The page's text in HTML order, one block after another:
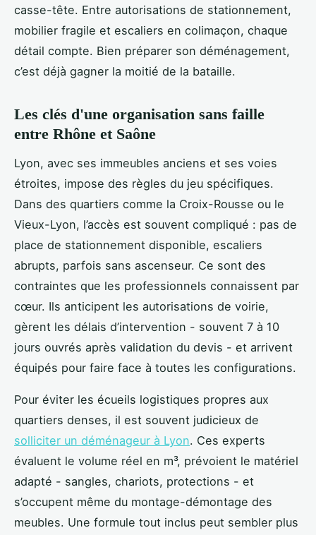
casse-tête. Entre autorisations de stationnement,
mobilier fragile et escaliers en colimaçon, chaque
détail compte. Bien préparer son déménagement,
c’est déjà gagner la moitié de la bataille.
Les clés d'une organisation sans faille
entre Rhône et Saône
Lyon, avec ses immeubles anciens et ses voies
étroites, impose des règles du jeu spécifiques.
Dans des quartiers comme la Croix-Rousse ou le
Vieux-Lyon, l’accès est souvent compliqué : pas de
place de stationnement disponible, escaliers
abrupts, parfois sans ascenseur. Ce sont des
contraintes que les professionnels connaissent par
cœur. Ils anticipent les autorisations de voirie,
gèrent les délais d’intervention - souvent 7 à 10
jours ouvrés après validation du devis - et arrivent
équipés pour faire face à toutes les configurations.
Pour éviter les écueils logistiques propres aux
quartiers denses, il est souvent judicieux de
solliciter un déménageur à Lyon. Ces experts
évaluent le volume réel en m³, prévoient le matériel
adapté - sangles, chariots, protections - et
s’occupent même du montage-démontage des
meubles. Une formule tout inclus peut sembler plus